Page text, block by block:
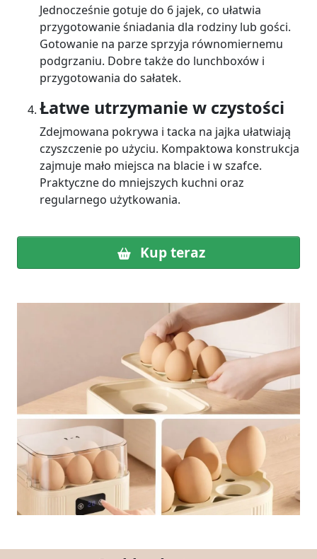
Jednocześnie gotuje do 6 jajek, co ułatwia
przygotowanie śniadania dla rodziny lub gości.
Gotowanie na parze sprzyja równomiernemu
podgrzaniu. Dobre także do lunchboxów i
przygotowania do sałatek.
Łatwe utrzymanie w czystości
Zdejmowana pokrywa i tacka na jajka ułatwiają
czyszczenie po użyciu. Kompaktowa konstrukcja
zajmuje mało miejsca na blacie i w szafce.
Praktyczne do mniejszych kuchni oraz
regularnego użytkowania.
Kup teraz